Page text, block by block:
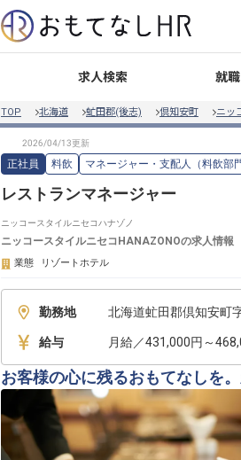
求人検索 就
TOP 北海道 虻田郡(後志) 倶知安町 ニッ
正社員 料飲 マネージャー・支配人（料飲部門
レストランマネージャー
ニッコースタイルニセコハナゾノ
ニッコースタイルニセコHANAZONOの求人情報
業態 リゾートホテル
勤務地 北海道虻田郡倶知安町
給与 月給／431,000円～
お客様の心に残るおもてなしを